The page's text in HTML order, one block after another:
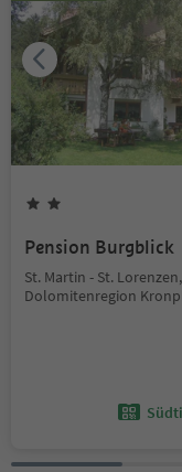
Pension Burgblick
St. Martin - St.
Dolomitenregion